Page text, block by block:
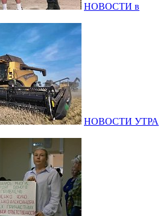
НОВОСТИ в
НОВОСТИ УТРА